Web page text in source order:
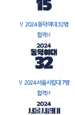
🏅 2024 동덕여대 32명
합격!!
🏅 2024 서울시립대 7명
합격!!